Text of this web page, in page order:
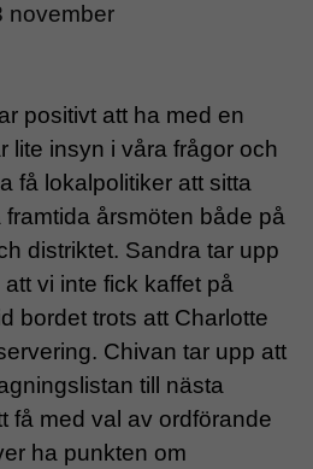
november
positivt att ha med en
lite insyn i våra frågor och
få lokalpolitiker att sitta
årsmöten både på
distriktet. Sandra tar upp
vi inte fick kaffet på
bordet trots att Charlotte
Chivan tar upp att
till nästa
få med val av ordförande
ha punkten om